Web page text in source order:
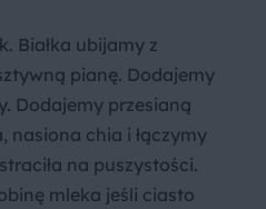
Białka ubijamy z
pianę. Dodajemy
Dodajemy przesianą
nasiona chia i łączymy
na puszystości.
mleka jeśli ciasto